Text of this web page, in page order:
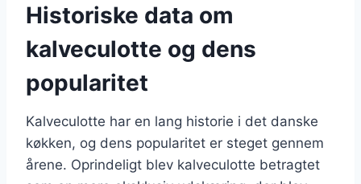
Historiske data om
kalveculotte og dens
popularitet
Kalveculotte har en lang historie i det danske
køkken, og dens popularitet er steget gennem
årene. Oprindeligt blev kalveculotte betragtet